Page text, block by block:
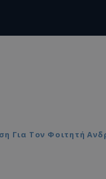
Για Τον Φοιτητή